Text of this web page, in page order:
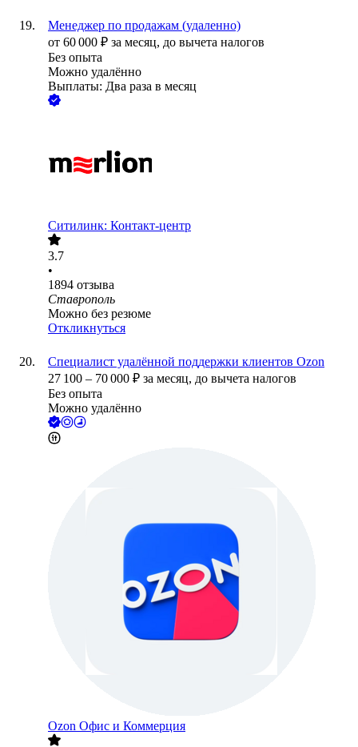
Менеджер по продажам (удаленно)
от 60 000 ₽ за месяц, до вычета налогов
Без опыта
Можно удалённо
Выплаты: Два раза в месяц
Ситилинк: Контакт-центр
3.7
•
1894 отзыва
Ставрополь
Можно без резюме
Откликнуться
Специалист удалённой поддержки клиентов Ozon
27 100 – 70 000 ₽ за месяц, до вычета налогов
Без опыта
Можно удалённо
Ozon Офис и Коммерция